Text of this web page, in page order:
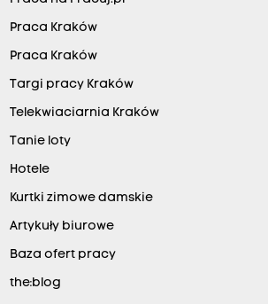
Praca Kraków
Praca Kraków
Targi pracy Kraków
Telekwiaciarnia Kraków
Tanie loty
Hotele
Kurtki zimowe damskie
Artykuły biurowe
Baza ofert pracy
the:blog